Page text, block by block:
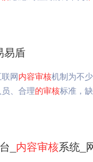
易盾
网内容审核机制为不
员、合理的审核标准，
_ 内容审核系统_